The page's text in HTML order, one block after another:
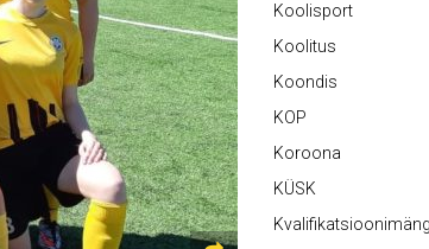
Koolisport
Koolitus
Koondis
KOP
Koroona
KÜSK
Kvalifikatsioonimäng